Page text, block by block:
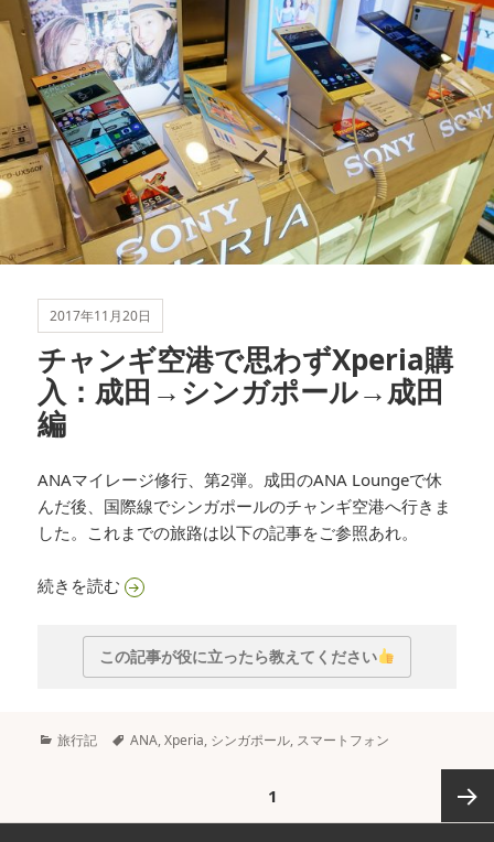
2017年11月20日
チャンギ空港で思わずXperia購
入：成田→シンガポール→成田
編
ANAマイレージ修行、第2弾。成田のANA Loungeで休
んだ後、国際線でシンガポールのチャンギ空港へ行きま
した。これまでの旅路は以下の記事をご参照あれ。
続きを読むチャンギ空港で思わずXperia購入：成田→シン
この記事が役に立ったら教えてください
カ
ー
旅行記
タ
ANA,Xperia, シンガポール, スマートフォン
1